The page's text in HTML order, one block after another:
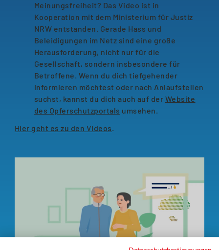
Meinungsfreiheit? Das Video ist in
Kooperation mit dem Ministerium für Justiz
NRW entstanden. Gerade Hass und
Beleidigungen im Netz sind eine große
Herausforderung, nicht nur für die
Gesellschaft, sondern insbesondere für
Betroffene. Wenn du dich tiefgehender
informieren möchtest oder nach Anlaufstellen
suchst, kannst du dich auch auf der Website
des Opferschutzportals umsehen.
Hier geht es zu den Videos.